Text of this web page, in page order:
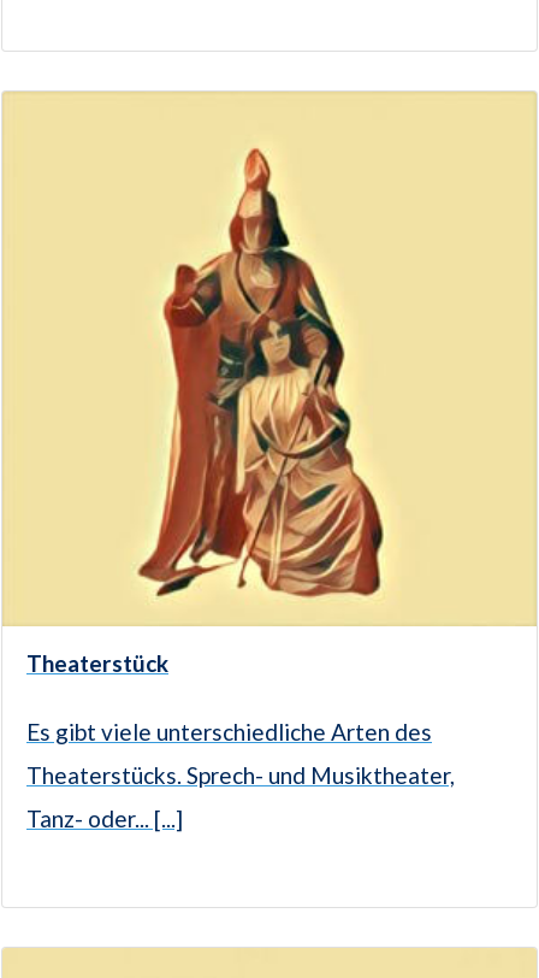
Theaterstück
Es gibt viele unterschiedliche Arten des
Theaterstücks. Sprech- und Musiktheater,
Tanz- oder... [...]